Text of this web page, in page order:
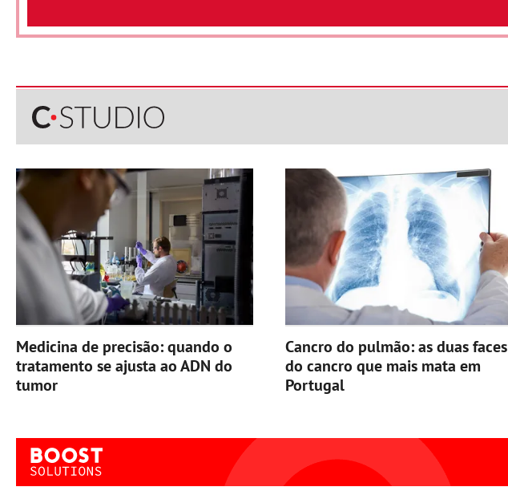
Medicina de precisão: quando o
tratamento se ajusta ao ADN do
tumor
Cancro do pulmão: as duas faces
do cancro que mais mata em
Portugal